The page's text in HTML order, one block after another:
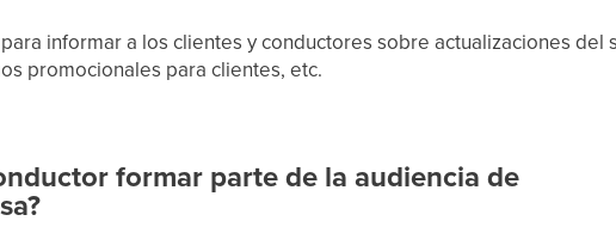
informar a los clientes y conductores sobre actualizaciones del
promocionales para clientes, etc.
formar parte de la audiencia de